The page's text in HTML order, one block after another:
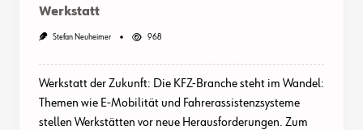
Werkstatt
Stefan Neuheimer 968
Werkstatt der Zukunft: Die KFZ-Branche steht im Wandel:
Themen wie E-Mobilität und Fahrerassistenzsysteme
stellen Werkstätten vor neue Herausforderungen. Zum